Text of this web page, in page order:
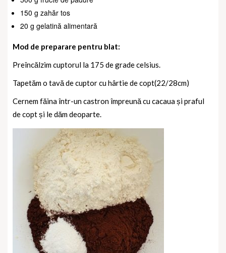
150 g zahăr tos
20 g gelatină alimentară
Mod de preparare pentru blat:
Preîncălzim cuptorul la 175 de grade celsius.
Tapetăm o tavă de cuptor cu hârtie de copt(22/28cm)
Cernem făina într-un castron împreună cu cacaua și praful
de copt și le dăm deoparte.